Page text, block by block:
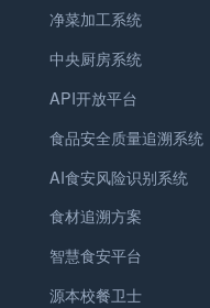
净菜加工系统
中央厨房系统
API开放平台
食品安全质量追溯系统
AI食安风险识别系统
食材追溯方案
智慧食安平台
源本校餐卫士